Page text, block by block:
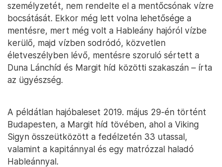
személyzetét, nem rendelte el a mentőcsónak vízre
bocsátását. Ekkor még lett volna lehetősége a
mentésre, mert még volt a Hableány hajóról vízbe
kerülő, majd vízben sodródó, közvetlen
életveszélyben lévő, mentésre szoruló sértett a
Duna Lánchíd és Margit híd közötti szakaszán – írta
az ügyészség.
A példátlan hajóbaleset 2019. május 29-én történt
Budapesten, a Margit híd tövében, ahol a Viking
Sigyn összeütközött a fedélzetén 33 utassal,
valamint a kapitánnyal és egy matrózzal haladó
Hableánnyal.